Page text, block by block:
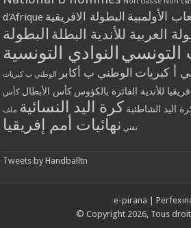
d'Afrique
الأولمبية البطولة الافريقية
العربية للأندية البطلة البطولة
التونسي النوادي التونسية
أ كبريات الوطني ب أكابر الوطني ب كبريات
للأندية الفائزة بالكؤوس كأس الأبطال كأس
اليد الشاطئية كرة اليد النسائية ملف
تقني نهائيات أمم إفريقيا
Tweets by Handballtn
e-pirana
© Copyright 2026, Tous